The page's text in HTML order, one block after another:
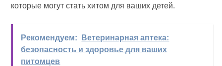
которые могут стать хитом для ваших детей.
Рекомендуем:
Ветеринарная аптека:
безопасность и здоровье для ваших
питомцев